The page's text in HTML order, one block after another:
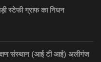
स्टेफी ग्राफ का निधन
संस्थान (आई टी आई) अलीगंज